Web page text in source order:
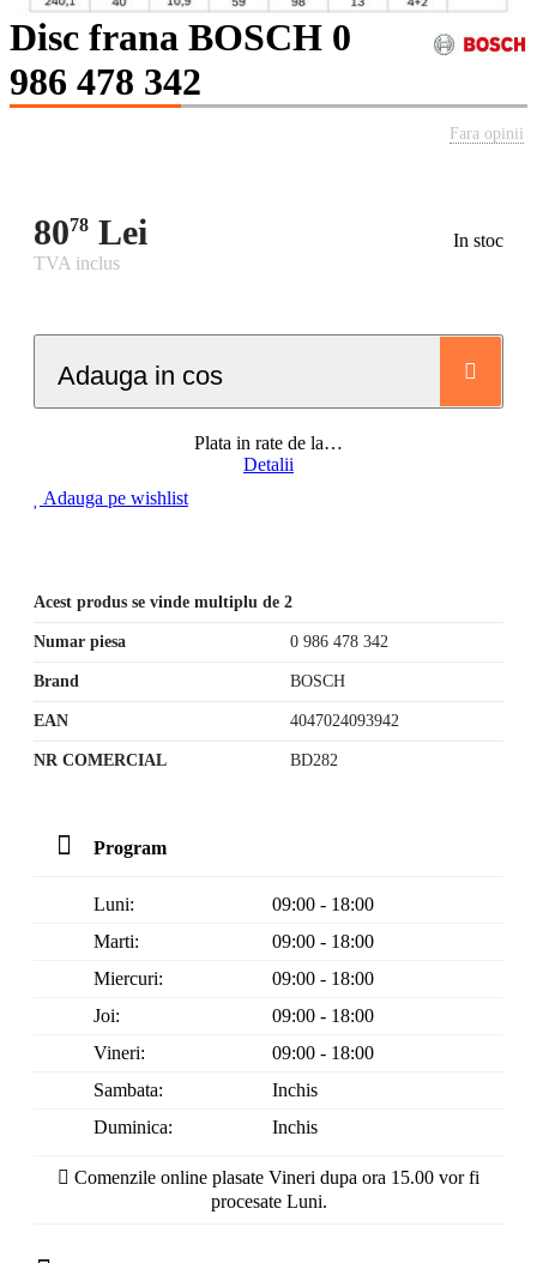
Disc frana BOSCH 0
986 478 342
Fara opinii
8078 Lei
In stoc
TVA inclus
Adauga in cos
Plata in rate de la…
Detalii
Adauga pe wishlist
Acest produs se vinde multiplu de 2
Numar piesa 0 986 478 342
Brand BOSCH
EAN 4047024093942
NR COMERCIAL BD282
Program
Luni:
09:00 - 18:00
Marti:
09:00 - 18:00
Miercuri:
09:00 - 18:00
Joi:
09:00 - 18:00
Vineri:
09:00 - 18:00
Sambata:
Inchis
Duminica:
Inchis
Comenzile online plasate Vineri dupa ora 15.00 vor fi
procesate Luni.